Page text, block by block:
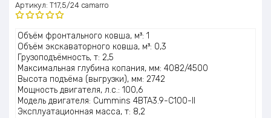
Артикул: T17,5/24 camarro
Оценка
5.00из 5
Объём фронтального ковша, м³: 1
Объём экскаваторного ковша, м³: 0,3
Грузоподъёмность, т: 2,5
Максимальная глубина копания, мм: 4082/4500
Высота подъёма (выгрузки), мм: 2742
Мощность двигателя, л.с.: 100,6
Модель двигателя: Cummins 4BTA3.9-C100-II
Эксплуатационная масса, т: 8,2